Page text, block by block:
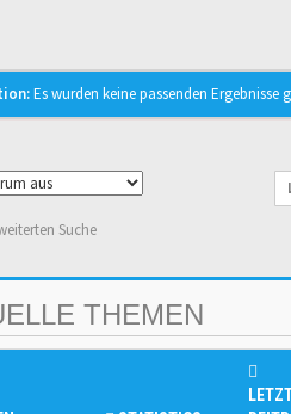
Es wurden keine passenden Ergebnisse
Suche
THEMEN